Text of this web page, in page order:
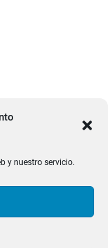
y nuestro servicio.